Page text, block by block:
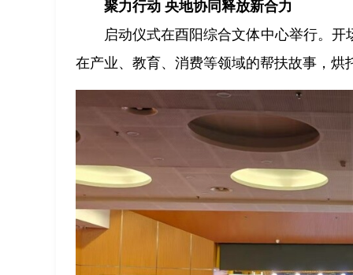
聚力行动 央地协同释放新合力
启动仪式在酉阳综合文体中心举行。
在产业、教育、消费等领域的帮扶故事，烘